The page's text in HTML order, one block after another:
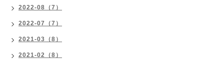
2022-08（7）
2022-07（7）
2021-03（8）
2021-02（8）